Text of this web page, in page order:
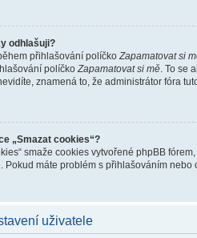
odhlašuji?
přihlašování políčko Zapamatovat si
políčko Zapamatovat si mě . To se
znamená to, že administrátor fóra
„Smazat cookies“?
smaže cookies vytvořené phpBB
Pokud máte problém s přihlašováním
uživatele